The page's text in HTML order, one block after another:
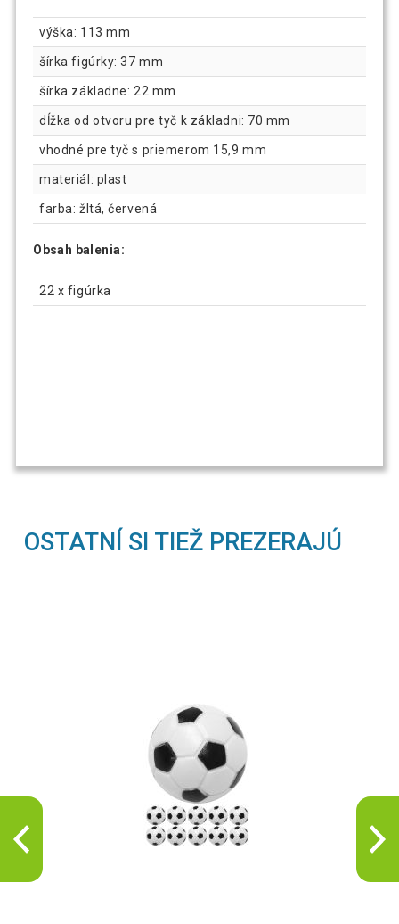
výška: 113 mm
šírka figúrky: 37 mm
šírka základne: 22 mm
dĺžka od otvoru pre tyč k základni: 70 mm
vhodné pre tyč s priemerom 15,9 mm
materiál: plast
farba: žltá, červená
Obsah balenia:
22 x figúrka
OSTATNÍ SI TIEŽ PREZERAJÚ